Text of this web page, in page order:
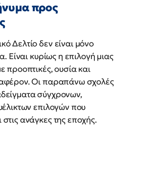
προς
Δελτίο δεν είναι μόνο
Είναι κυρίως η επιλογή μιας
προοπτικές, ουσία και
Οι παραπάνω σχολές
σύγχρονων,
επιλογών που
ανάγκες της εποχής.